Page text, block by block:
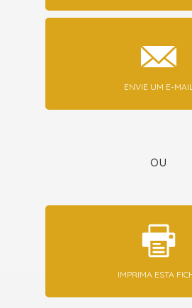
ENVIE UM E-MAIL
ou
IMPRIMA ESTA